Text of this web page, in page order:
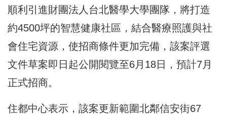
順利引進財團法人台北醫學大學團隊，將打造
約4500坪的智慧健康社區，結合醫療照護與社
會住宅資源，使招商條件更加完備，該案評選
文件草案即日起公開閱覽至6月18日，預計7月
正式招商。
住都中心表示，該案更新範圍北鄰信安街67